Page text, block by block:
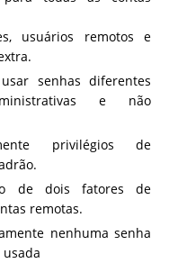
usuários remotos e
senhas diferentes
e não
privilégios de
de dois fatores de
remotas.
nenhuma senha